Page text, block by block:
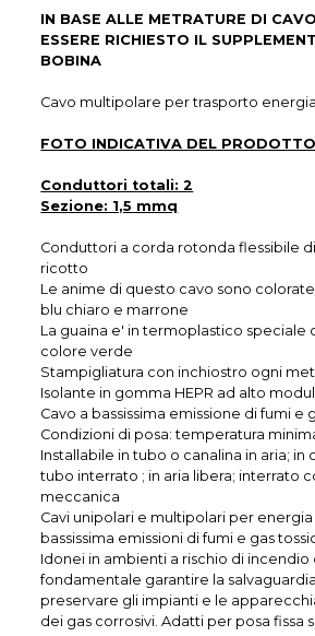
IN BASE ALLE METRATURE DI
ESSERE RICHIESTO IL
BOBINA
Cavo multipolare per trasporto energia
FOTO INDICATIVA DEL PRODOTTO
Conduttori totali: 2
Sezione: 1,5 mmq
Conduttori a corda rotonda flessibile
ricotto
Le anime di questo cavo sono
blu chiaro e marrone
La guaina e' in termoplastico speciale
colore verde
Stampigliatura con inchiostro ogni
Isolante in gomma HEPR ad alto
Cavo a bassissima emissione di fumi e
Condizioni di posa: temperatura
Installabile in tubo o canalina in aria; in
tubo interrato ; in aria libera; interrato
meccanica
Cavi unipolari e multipolari per
bassissima emissioni di fumi e gas
Idonei in ambienti a rischio di incendio
fondamentale garantire la
preservare gli impianti e le
dei gas corrosivi. Adatti per posa fissa